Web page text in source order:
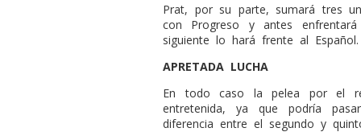
Prat, por su parte, sumará tres
con Progreso y antes
siguiente lo hará frente al Español.
APRETADA LUCHA
En todo caso la pelea por el
entretenida, ya que podría
diferencia entre el segundo y